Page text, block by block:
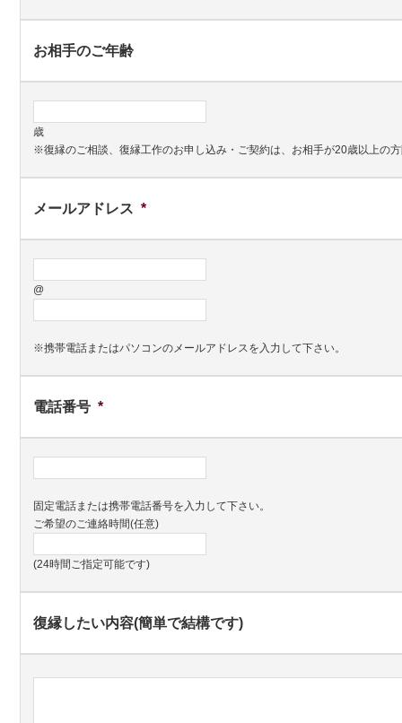
お相手のご年齢
歳
※復縁のご相談、復縁工作のお申し込み・ご契約は、お相手が20歳以上の
メールアドレス *
@
※携帯電話またはパソコンのメールアドレスを入力して下さい。
電話番号 *
固定電話または携帯電話番号を入力して下さい。
ご希望のご連絡時間(任意)
(24時間ご指定可能です)
復縁したい内容(簡単で結構です)